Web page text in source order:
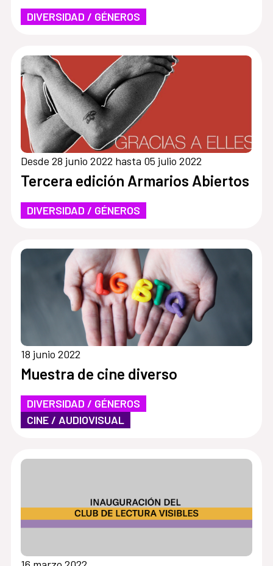
DIVERSIDAD / GÉNEROS
Desde 28 junio 2022 hasta 05 julio 2022
Tercera edición Armarios Abiertos
DIVERSIDAD / GÉNEROS
18 junio 2022
Muestra de cine diverso
DIVERSIDAD / GÉNEROS
CINE / AUDIOVISUAL